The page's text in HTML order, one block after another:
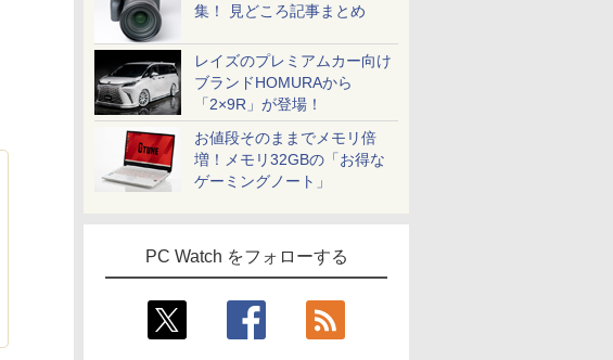
集！ 見どころ記事まとめ
レイズのプレミアムカー向け
ブランドHOMURAから
「2×9R」が登場！
お値段そのままでメモリ倍
増！メモリ32GBの「お得な
ゲーミングノート」
PC Watch をフォローする